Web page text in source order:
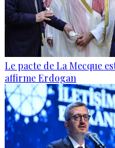
Le pacte de La Mecque
affirme Erdogan